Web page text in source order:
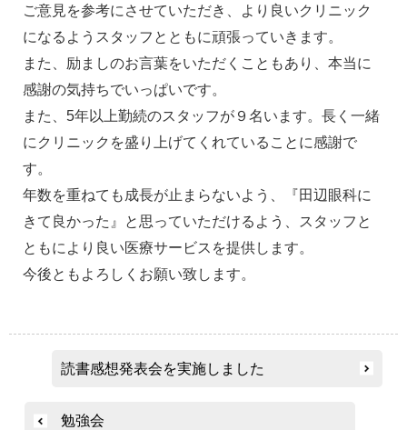
ご意見を参考にさせていただき、より良いクリニック
になるようスタッフとともに頑張っていきます。
また、励ましのお言葉をいただくこともあり、本当に
感謝の気持ちでいっぱいです。
また、5年以上勤続のスタッフが９名います。長く一緒
にクリニックを盛り上げてくれていることに感謝で
す。
年数を重ねても成長が止まらないよう、『田辺眼科に
きて良かった』と思っていただけるよう、スタッフと
ともにより良い医療サービスを提供します。
今後ともよろしくお願い致します。
ナ
読書感想発表会を実施しました
勉強会